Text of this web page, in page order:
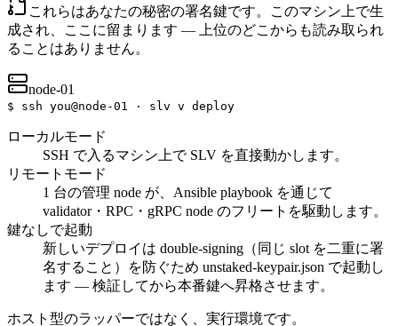
これらはあなたの秘密の署名鍵です。このマシン上で生
成され、ここに留まります — 上位のどこからも読み取られ
ることはありません。
node-01
$ ssh you@node-01 · slv v deploy
ローカルモード
SSH で入るマシン上で SLV を直接動かします。
リモートモード
1 台の管理 node が、Ansible playbook を通じて
validator・RPC・gRPC node のフリートを駆動します。
鍵なしで起動
新しいデプロイは double-signing（同じ slot を二重に署
名すること）を防ぐため unstaked-keypair.json で起動し
ます — 検証してから本番鍵へ昇格させます。
ホスト型のラッパーではなく、実行環境です。